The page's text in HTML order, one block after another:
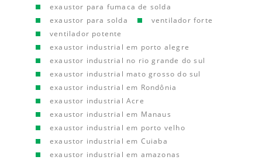
exaustor para fumaca de solda
exaustor para solda
ventilador forte
ventilador potente
exaustor industrial em porto alegre
exaustor industrial no rio grande do sul
exaustor industrial mato grosso do sul
exaustor industrial em Rondônia
exaustor industrial Acre
exaustor industrial em Manaus
exaustor industrial em porto velho
exaustor industrial em Cuiaba
exaustor industrial em amazonas